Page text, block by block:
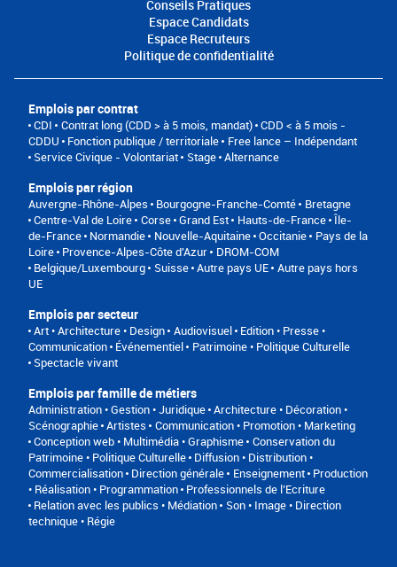
Conseils Pratiques
Espace Candidats
Espace Recruteurs
Politique de confidentialité
Emplois par contrat
CDI Contrat long (CDD > à 5 mois, mandat) CDD < à 5 mois -
CDDU
Fonction publique / territoriale
Free lance – Indépendant
Service Civique - Volontariat
Stage Alternance
Emplois par région
Auvergne-Rhône-Alpes Bourgogne-Franche-Comté
Bretagne
Centre-Val de Loire Corse Grand Est Hauts-de-France Île-
de-France Normandie Nouvelle-Aquitaine Occitanie
Pays de la
Loire Provence-Alpes-Côte d'Azur
DROM-COM
Belgique/Luxembourg
Suisse Autre pays UE Autre pays hors
UE
Emplois par secteur
Art • Architecture • Design Audiovisuel Edition • Presse •
Communication Événementiel
Patrimoine • Politique Culturelle
Spectacle vivant
Emplois par famille de métiers
Administration • Gestion • Juridique Architecture • Décoration •
Scénographie Artistes
Communication • Promotion • Marketing
Conception web • Multimédia • Graphisme Conservation du
Patrimoine • Politique Culturelle Diffusion • Distribution •
Commercialisation Direction générale Enseignement Production
• Réalisation • Programmation Professionnels de l’Ecriture
Relation avec les publics • Médiation
Son • Image • Direction
technique • Régie